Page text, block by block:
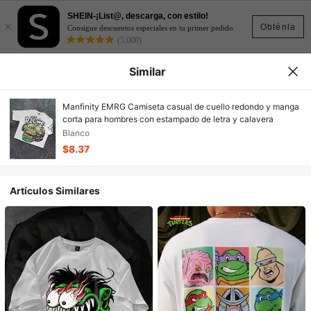
Obténla
×
SHEIN-¡List@, descarga, con estilo!
Consigue descuentos especiales en tu primer pedido
(5,000)
Similar
Manfinity EMRG Camiseta casual de cuello redondo y manga
corta para hombres con estampado de letra y calavera
Blanco
$8.37
Artículos Similares